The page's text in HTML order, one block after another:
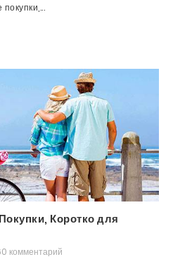
Коротко для
комментарий